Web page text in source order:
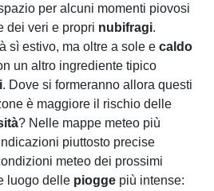
per alcuni momenti piovosi
dei veri e propri nubifragi.
sì estivo, ma oltre a sole e caldo
un altro ingrediente tipico
. Dove si formeranno allora questi
è maggiore il rischio delle
? Nelle mappe meteo più
piuttosto precise
meteo dei prossimi
luogo delle piogge più intense: